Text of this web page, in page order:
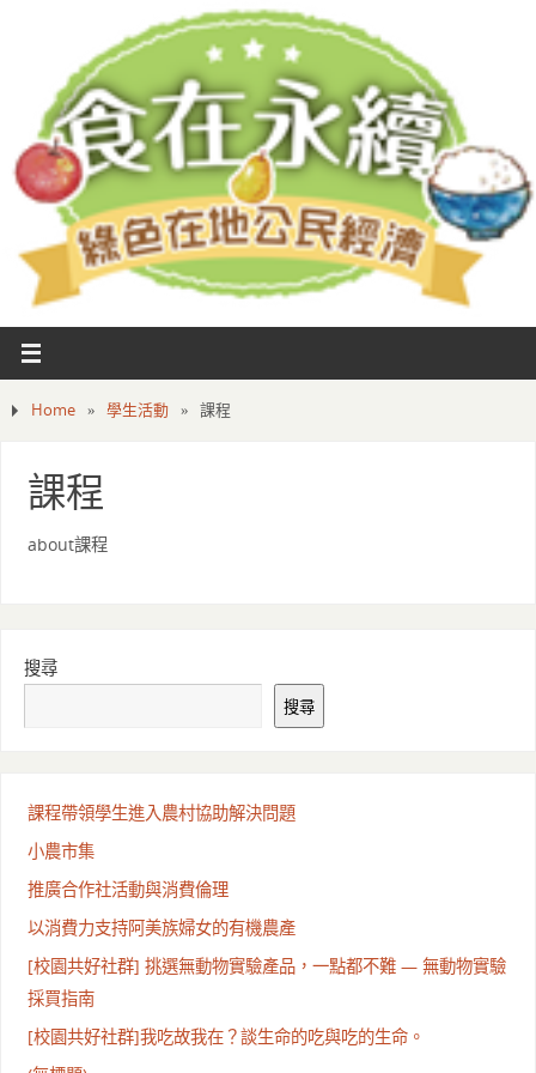
Home » 學生活動 » 課程
課程
about課程
搜尋
搜尋
課程帶領學生進入農村協助解決問題
小農市集
推廣合作社活動與消費倫理
以消費力支持阿美族婦女的有機農產
[校園共好社群] 挑選無動物實驗產品，一點都不難 — 無動物實驗
採買指南
[校園共好社群]我吃故我在？談生命的吃與吃的生命。